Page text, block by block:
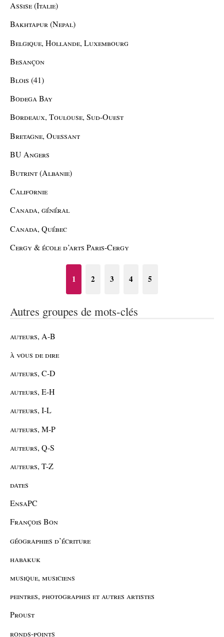
Assise (Italie)
Bakhtapur (Nepal)
Belgique, Hollande, Luxembourg
Besançon
Blois (41)
Bodega Bay
Bordeaux, Toulouse, Sud-Ouest
Bretagne, Ouessant
BU Angers
Butrint (Albanie)
Californie
Canada, général
Canada, Québec
Cergy & école d’arts Paris-Cergy
1 2 3 4 5
Autres groupes de mots-clés
auteurs, A-B
à vous de dire
auteurs, C-D
auteurs, E-H
auteurs, I-L
auteurs, M-P
auteurs, Q-S
auteurs, T-Z
dates
EnsaPC
François Bon
géographies d’écriture
habakuk
musique, musiciens
peintres, photographes et autres artistes
Proust
ronds-points